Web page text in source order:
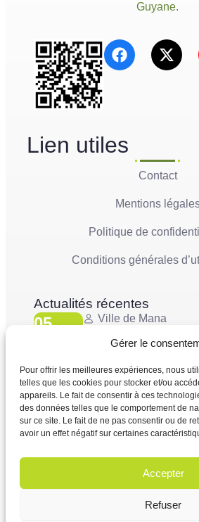
Gérer le
Pour offrir les meilleures expériences, nous
telles que les cookies pour stocker et/ou
appareils. Le fait de consentir à ces
des données telles que le comportement de
sur ce site. Le fait de ne pas consentir ou de
avoir un effet négatif sur certaines
Accepter
Refuser
Guyane.
Lien utiles
Contact
Mentions
Politique de
Conditions générales
Actualités récentes
05 Ville de Mana
Conseil Municipal
02
Juin'26
Ville de Mana
COMMUNIQUÉ A LA
réseaux Orange sur le
...